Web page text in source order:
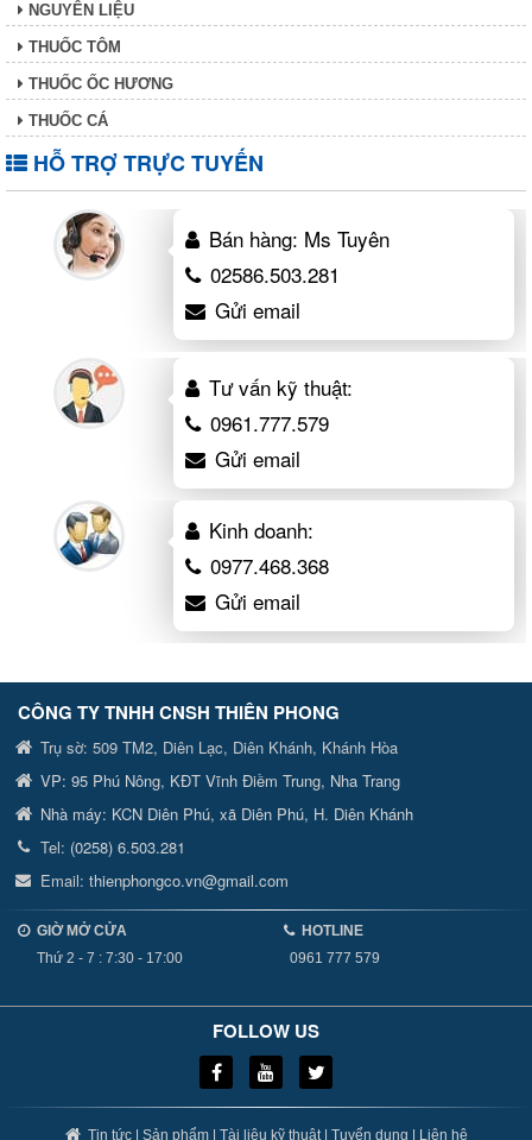
NGUYÊN LIỆU
THUỐC TÔM
THUỐC ỐC HƯƠNG
THUỐC CÁ
HỖ TRỢ TRỰC TUYẾN
Bán hàng: Ms Tuyên
02586.503.281
Gửi email
Tư vấn kỹ thuật:
0961.777.579
Gửi email
Kinh doanh:
0977.468.368
Gửi email
CÔNG TY TNHH CNSH THIÊN PHONG
Trụ sờ: 509 TM2, Diên Lạc, Diên Khánh, Khánh Hòa
VP: 95 Phú Nông, KĐT Vĩnh Điềm Trung, Nha Trang
Nhà máy: KCN Diên Phú, xã Diên Phú, H. Diên Khánh
Tel: (0258) 6.503.281
Email: thienphongco.vn@gmail.com
GIỜ MỞ CỬA
Thứ 2 - 7 : 7:30 - 17:00
HOTLINE
0961 777 579
FOLLOW US
Tin tức| Sản phẩm| Tài liệu kỹ thuật| Tuyển dụng | Liên hệ